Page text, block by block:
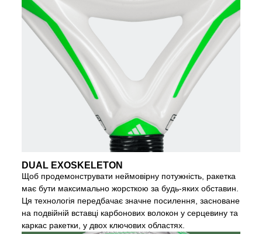
DUAL EXOSKELETON
Щоб продемонструвати неймовірну потужність, ракетка
має бути максимально жорсткою за будь-яких обставин.
Ця технологія передбачає значне посилення, засноване
на подвійній вставці карбонових волокон у серцевину та
каркас ракетки, у двох ключових областях.